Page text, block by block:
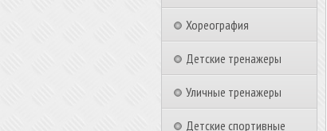
Хореография
Детские тренажеры
Уличные тренажеры
Детские спортивные